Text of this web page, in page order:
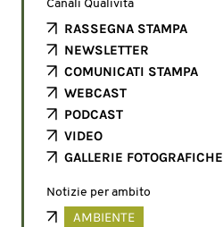
Canali Qualivita
RASSEGNA STAMPA
NEWSLETTER
COMUNICATI STAMPA
WEBCAST
PODCAST
VIDEO
GALLERIE FOTOGRAFICHE
Notizie per ambito
AMBIENTE